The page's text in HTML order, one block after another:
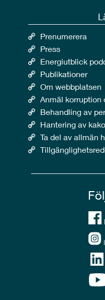
Prenumerera
Press
Energiutblick
Publikationer
Om webbplatsen
Anmäl
Behandling av
Hantering av
Ta del av allmän